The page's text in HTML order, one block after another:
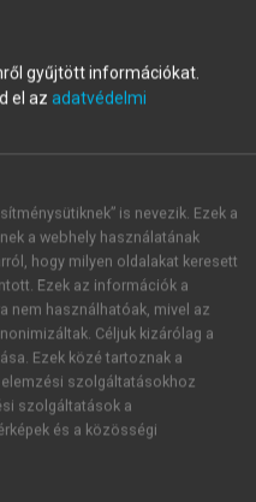
Közép- és Kelet-
modellek
jogai
üzleti modellek és
szerzőjét illeti meg.
sohasem
kidolgozni vagy az
gyűjtött információkat.
el az adatvédelmi
is nevezik. Ezek a
a webhely használatának
hogy milyen oldalakat keresett
Ezek az információk a
nem használhatóak, mivel az
Céljuk kizárólag a
Ezek közé tartoznak a
szolgáltatásokhoz
szolgáltatások a
és a közösségi